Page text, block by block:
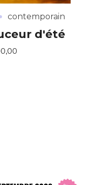
contemporain
d'été